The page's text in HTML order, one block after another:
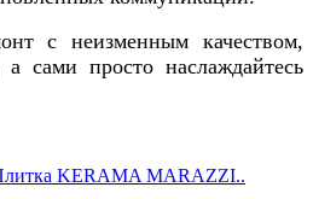
с неизменным качеством,
а сами простонаслаждайтесь